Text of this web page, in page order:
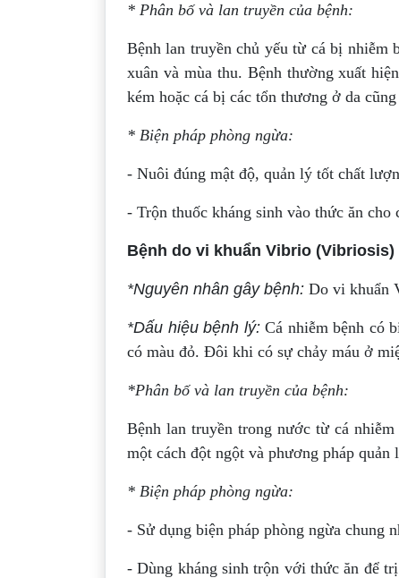
* Phân bố và lan truyền của bệnh:
Bệnh lan truyền chủ yếu từ cá bị nhiễm
xuân và mùa thu. Bệnh thường xuất
kém hoặc cá bị các tổn thương ở da
* Biện pháp phòng ngừa:
- Nuôi đúng mật độ, quản lý tốt chất
- Trộn thuốc kháng sinh vào thức ăn cho
Bệnh do vi khuẩn Vibrio (Vibriosis)
*Nguyên nhân gây bệnh: Do vi khuẩn
*Dấu hiệu bệnh lý:Cá nhiễm bệnh có
có màu đỏ. Đôi khi có sự chảy máu ở
*Phân bố và lan truyền của bệnh:
Bệnh lan truyền trong nước từ cá
một cách đột ngột và phương pháp quản
* Biện pháp phòng ngừa:
- Sử dụng biện pháp phòng ngừa chung
- Dùng kháng sinh trộn với thức ăn để